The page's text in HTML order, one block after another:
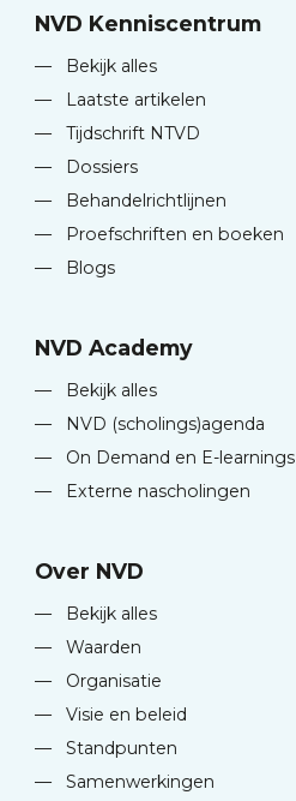
NVD Kenniscentrum
—
Bekijk alles
—
Laatste artikelen
—
Tijdschrift NTVD
—
Dossiers
—
Behandelrichtlijnen
—
Proefschriften en boeken
—
Blogs
NVD Academy
—
Bekijk alles
—
NVD (scholings)agenda
—
On Demand en E-learnings
—
Externe nascholingen
Over NVD
—
Bekijk alles
—
Waarden
—
Organisatie
—
Visie en beleid
—
Standpunten
—
Samenwerkingen